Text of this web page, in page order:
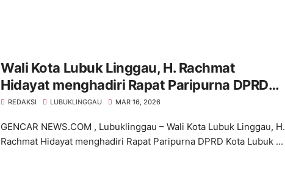
Wali Kota Lubuk Linggau, H. Rachmat
Hidayat menghadiri Rapat Paripurna DPRD
Kota Lubuk Linggau
REDAKSI LUBUKLINGGAU MAR 16, 2026
GENCAR NEWS.COM , Lubuklinggau – Wali Kota Lubuk Linggau, H.
Rachmat Hidayat menghadiri Rapat Paripurna DPRD Kota Lubuk ...